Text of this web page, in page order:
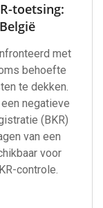
toetsing:
met
behoefte
te dekken.
negatieve
(BKR)
van een
voor
controle.